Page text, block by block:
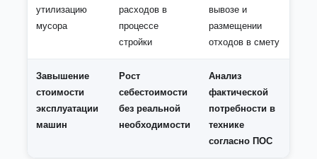
утилизацию
мусора
расходов в
процессе
стройки
вывозе и
размещении
отходов в смету
Завышение
стоимости
эксплуатации
машин
Рост
себестоимости
без реальной
необходимости
Анализ
фактической
потребности в
технике
согласно ПОС